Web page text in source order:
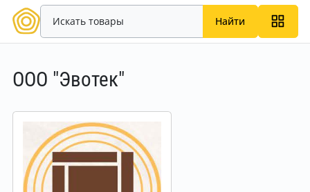
Найти
ООО "Эвотек"